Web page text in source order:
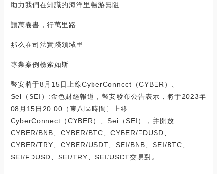
助力我們在知識的海洋里暢游無阻
讀萬卷書，行萬里路
那么在司法實踐領域里
專業案例檢索如斯
幣安將于8月15日上線CyberConnect（CYBER）、
Sei（SEI）:金色財經報道，幣安發布公告表示，將于2023年
08月15日20:00（東八區時間）上線
CyberConnect（CYBER）、Sei（SEI），并開放
CYBER/BNB、CYBER/BTC、CYBER/FDUSD、
CYBER/TRY、CYBER/USDT、SEI/BNB、SEI/BTC、
SEI/FDUSD、SEI/TRY、SEI/USDT交易對。